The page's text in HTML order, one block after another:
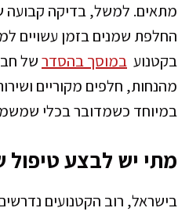
מתאים. למשל, בדיקה קבועה
החלפת שמנים בזמן עשויים
בקטנוע במוסך בהסדרשל
מהנחות, חלפים מקוריים
במיוחד כשמדובר בכלי
מתי יש לבצע טיפול